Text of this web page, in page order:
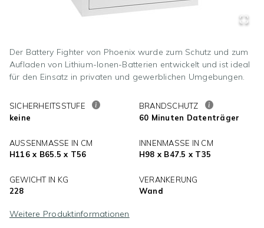
Der Battery Fighter von Phoenix wurde zum Schutz und zum
Aufladen von Lithium-Ionen-Batterien entwickelt und ist ideal
für den Einsatz in privaten und gewerblichen Umgebungen.
SICHERHEITSSTUFE
keine
BRANDSCHUTZ
60 Minuten Datenträger
AUSSENMASSE IN CM
H116 x B65.5 x T56
INNENMASSE IN CM
H98 x B47.5 x T35
GEWICHT IN KG
228
VERANKERUNG
Wand
Weitere Produktinformationen